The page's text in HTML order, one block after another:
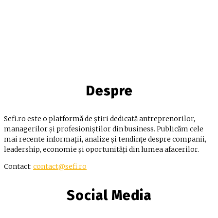
Despre
Sefi.ro este o platformă de știri dedicată antreprenorilor,
managerilor și profesioniștilor din business. Publicăm cele
mai recente informații, analize și tendințe despre companii,
leadership, economie și oportunități din lumea afacerilor.
Contact: contact@sefi.ro
Social Media